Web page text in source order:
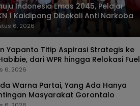
Indonesia Emas 2045, Pelajar
1 Kaidipang Dibekali Anti Narkoba
6, 2026
Yapanto Titip Aspirasi Strategis ke
dari WPR hingga Relokasi Fuel
Pertamina
6, 2026
Warna Partai, Yang Ada Hanya
Masyarakat Gorontalo